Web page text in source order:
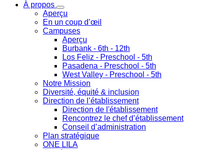
À propos
Aperçu
En un coup d’œil
Campuses
Aperçu
Burbank - 6th - 12th
Los Feliz - Preschool - 5th
Pasadena - Preschool - 5th
West Valley - Preschool - 5th
Notre Mission
Diversité, équité & inclusion
Direction de l’établissement
Direction de l'établissement
Rencontrez le chef d’établissement
Conseil d’administration
Plan stratégique
ONE LILA